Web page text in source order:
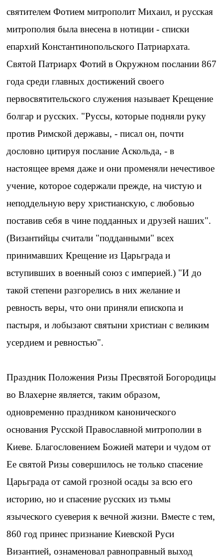
святителем Фотием митрополит Михаил, и русская
митрополия была внесена в нотиции - списки
епархий Константинопольского Патриархата.
Святой Патриарх Фотий в Окружном послании 867
года среди главных достижений своего
первосвятительского служения называет Крещение
болгар и русских. "Руссы, которые подняли руку
против Римской державы, - писал он, почти
дословно цитируя послание Аскольда, - в
настоящее время даже и они променяли нечестивое
учение, которое содержали прежде, на чистую и
неподдельную веру христианскую, с любовью
поставив себя в чине подданных и друзей наших".
(Византийцы считали "подданными" всех
принимавших Крещение из Царьграда и
вступивших в военный союз с империей.) "И до
такой степени разгорелись в них желание и
ревность веры, что они приняли епископа и
пастыря, и лобызают святыни христиан с великим
усердием и ревностью".
Праздник Положения Ризы Пресвятой Богородицы
во Влахерне является, таким образом,
одновременно праздником канонического
основания Русской Православной митрополии в
Киеве. Благословением Божией матери и чудом от
Ее святой Ризы совершилось не только спасение
Царьграда от самой грозной осады за всю его
историю, но и спасение русских из тьмы
языческого суеверия к вечной жизни. Вместе с тем,
860 год принес признание Киевской Руси
Византией, ознаменовал равноправный выход